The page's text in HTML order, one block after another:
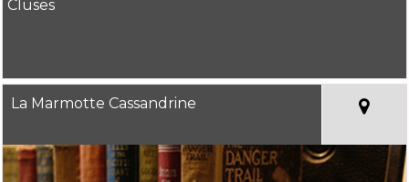
Cluses
La Marmotte Cassandrine